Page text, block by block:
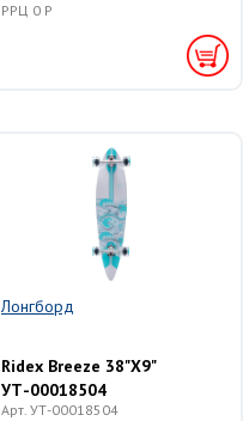
РРЦ 0 Р
Лонгборд
Ridex Breeze 38"X9"
УТ-00018504
Арт. УТ-00018504